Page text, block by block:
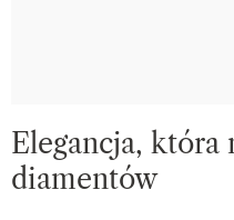
Elegancja, która
diamentów